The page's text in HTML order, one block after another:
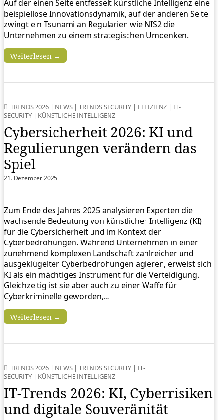
Auf der einen Seite entfesselt künstliche Intelligenz eine
beispiellose Innovationsdynamik, auf der anderen Seite
zwingt ein Tsunami an Regularien wie NIS2 die
Unternehmen zu einem strategischen Umdenken.
Weiterlesen →
TRENDS 2026 | NEWS | TRENDS SECURITY | EFFIZIENZ | IT-
SECURITY | KÜNSTLICHE INTELLIGENZ
Cybersicherheit 2026: KI und
Regulierungen verändern das
Spiel
21. Dezember 2025
Zum Ende des Jahres 2025 analysieren Experten die
wachsende Bedeutung von künstlicher Intelligenz (KI)
für die Cybersicherheit und im Kontext der
Cyberbedrohungen. Während Unternehmen in einer
zunehmend komplexen Landschaft zahlreicher und
ausgeklügelter Cyberbedrohungen agieren, erweist sich
KI als ein mächtiges Instrument für die Verteidigung.
Gleichzeitig ist sie aber auch zu einer Waffe für
Cyberkriminelle geworden,…
Weiterlesen →
TRENDS 2026 | NEWS | TRENDS SECURITY | IT-
SECURITY | KÜNSTLICHE INTELLIGENZ
IT-Trends 2026: KI, Cyberrisiken
und digitale Souveränität